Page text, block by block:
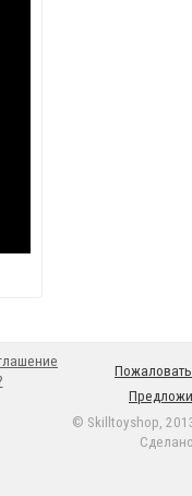
© Skilltoyshop,